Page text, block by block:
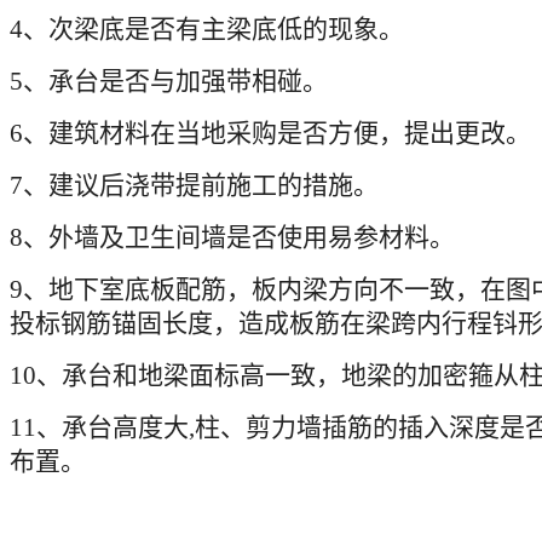
4、次梁底是否有主梁底低的现象。
5、承台是否与加强带相碰。
6、建筑材料在当地采购是否方便，提出更改。
7、建议后浇带提前施工的措施。
8、外墙及卫生间墙是否使用易参材料。
9、地下室底板配筋，板内梁方向不一致，在
投标钢筋锚固长度，造成板筋在梁跨内行程钭
10、承台和地梁面标高一致，地梁的加密箍从
11、承台高度大,柱、剪力墙插筋的插入深度是
布置。